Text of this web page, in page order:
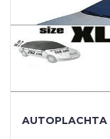
AUTOPLACHTA